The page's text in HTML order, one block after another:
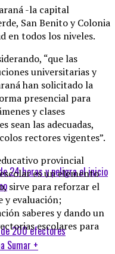
-la capital
San Benito y Colonia
en todos los niveles.
“que las
universitarias y
han solicitado la
presencial para
y clases
sean las adecuadas,
rectores vigentes”.
provincial
es un elemento
sirve para reforzar el
y evaluación;
saberes y dando un
escolares para
24 horas y peligra el inicio
200 efectores
Sumar +